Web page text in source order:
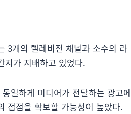
3개의 텔레비전 채널과 소수의 라
지가 지배하고 있었다.
일하게 미디어가 전달하는 광고에
접점을 확보할 가능성이 높았다.